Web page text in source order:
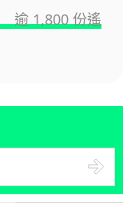
逾 1,800 份遙